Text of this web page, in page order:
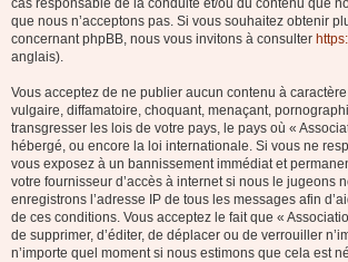
cas responsable de la conduite et/ou du contenu que
que nous n’acceptons pas. Si vous souhaitez obtenir
concernant phpBB, nous vous invitons à consulter
anglais).
Vous acceptez de ne publier aucun contenu à
vulgaire, diffamatoire, choquant, menaçant,
transgresser les lois de votre pays, le pays où «
hébergé, ou encore la loi internationale. Si vous ne
vous exposez à un bannissement immédiat et
votre fournisseur d’accès à internet si nous le jugeons
enregistrons l’adresse IP de tous les messages afin
de ces conditions. Vous acceptez le fait que «
de supprimer, d’éditer, de déplacer ou de verrouiller
n’importe quel moment si nous estimons que cela est